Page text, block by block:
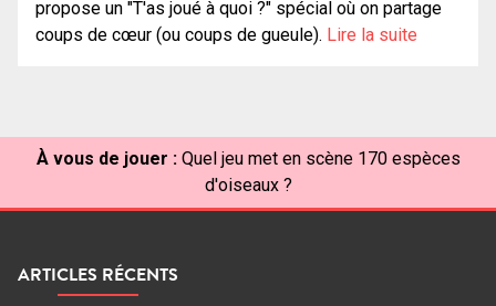
propose un "T'as joué à quoi ?" spécial où on partage
coups de cœur (ou coups de gueule). Lire la suite
À vous de jouer : Quel jeu met en scène 170 espèces
d'oiseaux ?
ARTICLES RÉCENTS